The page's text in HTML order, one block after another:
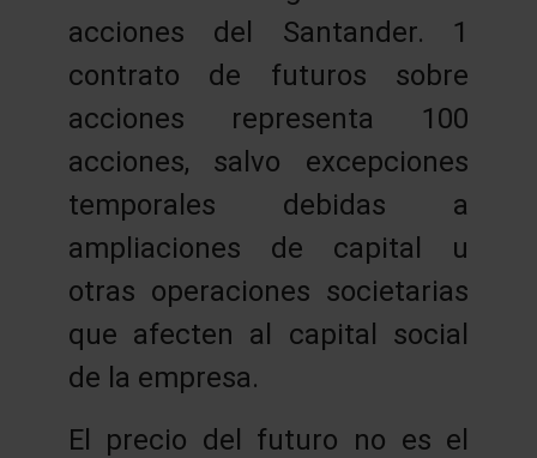
acciones del Santander. 1
contrato de futuros sobre
acciones representa 100
acciones, salvo excepciones
temporales debidas a
ampliaciones de capital u
otras operaciones societarias
que afecten al capital social
de la empresa.
El precio del futuro no es el